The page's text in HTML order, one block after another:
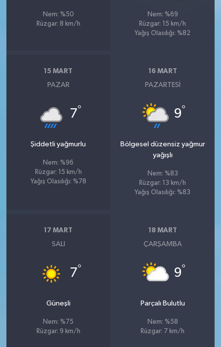
Nem: %50
Rüzgar: 8 km/h
Nem: %69
Rüzgar: 15 km/h
Yağış Olasılığı: %82
15 MART
PAZAR
7°
Şiddetli yağmurlu
Nem: %96
Rüzgar: 15 km/h
Yağış Olasılığı: %78
16 MART
PAZARTESI
9°
Bölgesel düzensiz yağmur
yağışlı
Nem: %83
Rüzgar: 13 km/h
Yağış Olasılığı: %83
17 MART
SALI
7°
Güneşli
Nem: %75
Rüzgar: 9 km/h
18 MART
ÇARŞAMBA
9°
Parçalı Bulutlu
Nem: %58
Rüzgar: 7 km/h